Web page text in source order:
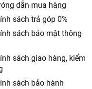
dẫn mua hàng
sách trả góp 0%
sách bảo mật thông
sách giao hàng, kiểm
sách bảo hành